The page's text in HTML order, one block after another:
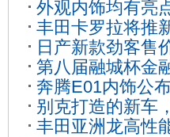
04-09
外观内饰均有亮
丰田卡罗拉将推
日产新款劲客售
第八届融城杯金
Fintech最佳实践
奔腾E01内饰公
别克打造的新车
丰田亚洲龙高性